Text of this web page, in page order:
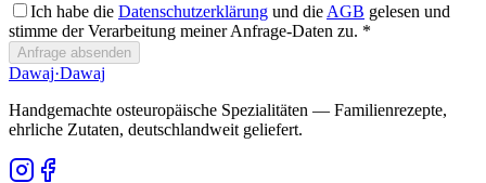
Ich habe die Datenschutzerklärung und die AGB gelesen und
stimme der Verarbeitung meiner Anfrage-Daten zu. *
Anfrage absenden
Dawaj·Dawaj
Handgemachte osteuropäische Spezialitäten — Familienrezepte,
ehrliche Zutaten, deutschlandweit geliefert.